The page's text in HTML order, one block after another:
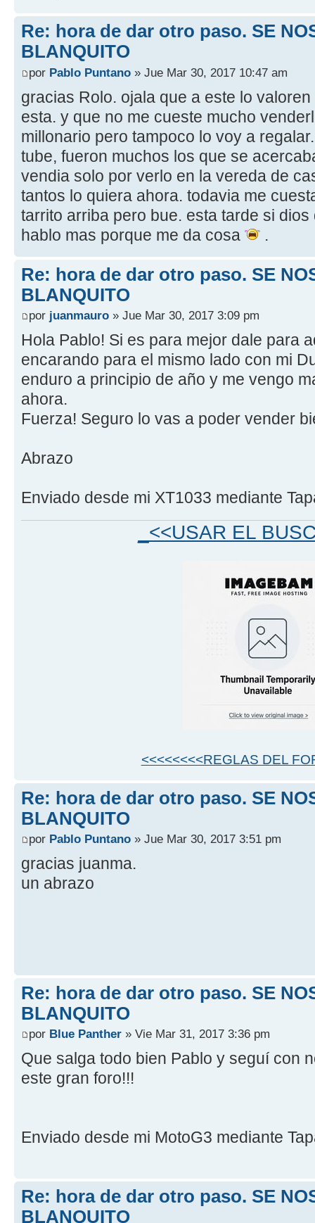
Re: hora de dar otro paso. SE
BLANQUITO
por Pablo Puntano » Jue Mar 30, 2017 10:47 am
gracias Rolo. ojala que a este lo
esta. y que no me cueste mucho
millonario pero tampoco lo voy a
tube, fueron muchos los que se
vendia solo por verlo en la vereda de
tantos lo quiera ahora. todavia me
tarrito arriba pero bue. esta tarde si
hablo mas porque me da cosa
.
Re: hora de dar otro paso. SE
BLANQUITO
por juanmauro » Jue Mar 30, 2017 3:09 pm
Hola Pablo! Si es para mejor dale para
encarando para el mismo lado con mi
enduro a principio de año y me vengo
ahora.
Fuerza! Seguro lo vas a poder vender
Abrazo
Enviado desde mi XT1033 mediante
_<<USAR EL
<<<<<<<<REGLAS DEL
Re: hora de dar otro paso. SE
BLANQUITO
por Pablo Puntano » Jue Mar 30, 2017 3:51 pm
gracias juanma.
un abrazo
Re: hora de dar otro paso. SE
BLANQUITO
por Blue Panther » Vie Mar 31, 2017 3:36 pm
Que salga todo bien Pablo y seguí con
este gran foro!!!
Enviado desde mi MotoG3 mediante
Re: hora de dar otro paso. SE
BLANQUITO